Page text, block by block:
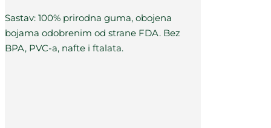
Sastav: 100% prirodna guma, obojena
bojama odobrenim od strane FDA. Bez
BPA, PVC-a, nafte i ftalata.